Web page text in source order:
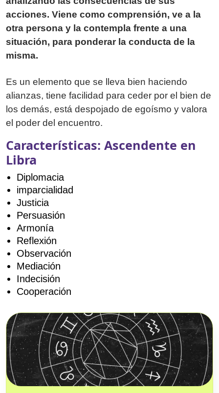
acciones. Viene como comprensión, ve a la
otra persona y la contempla frente a una
situación, para ponderar la conducta de la
misma.
Es un elemento que se lleva bien haciendo
alianzas, tiene facilidad para ceder por el bien de
los demás, está despojado de egoísmo y valora
el poder del encuentro.
Características: Ascendente en
Libra
Diplomacia
imparcialidad
Justicia
Persuasión
Armonía
Reflexión
Observación
Mediación
Indecisión
Cooperación